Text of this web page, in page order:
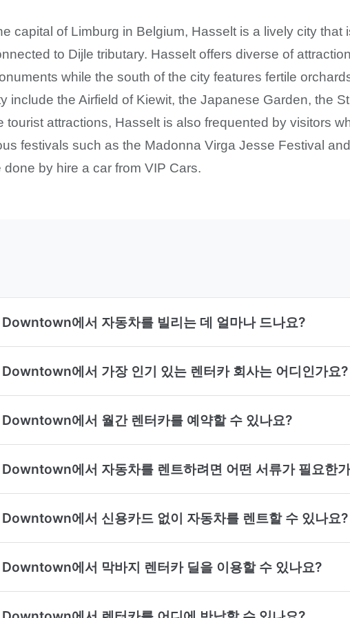
capital of Limburg in Belgium, Hasselt is a lively city
to Dijle tributary. Hasselt offers diverse of
while the south of the city features fertile
include the Airfield of Kiewit, the Japanese Garden, the
tourist attractions, Hasselt is also frequented by visitors
festivals such as the Madonna Virga Jesse Festival
by hire a car from VIP Cars.
에서 자동차를 빌리는 데 얼마나 드나요?
에서 가장 인기 있는 렌터카 회사는 어디인가요?
에서 월간 렌터카를 예약할 수 있나요?
에서 자동차를 렌트하려면 어떤 서류가 필요한
에서 신용카드 없이 자동차를 렌트할 수 있나요?
에서 막바지 렌터카 딜을 이용할 수 있나요?